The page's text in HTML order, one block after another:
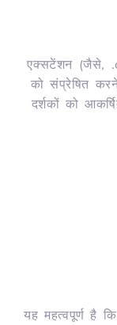
एक्सटेंशन (जैसे,
को संप्रेषित करने
दर्शकों को
यह महत्वपूर्ण है